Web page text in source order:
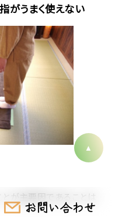
がうまく使えない
が主要因であることは
お問い合わせ